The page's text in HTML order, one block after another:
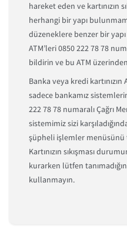
hareket eden ve kartınızın
herhangi bir yapı
düzeneklere benzer bir
ATM’leri 0850 222 78 78
bildirin ve bu ATM
Banka veya kredi kartınızın
sadece bankamız
222 78 78 numaralı Çağrı
sistemimiz sizi
şüpheli işlemler
Kartınızın sıkışması
kurarken lütfen
kullanmayın.